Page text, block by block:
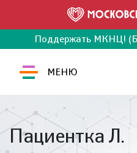
Поддержать МКНЦ!
МЕНЮ
Пациентка Л.